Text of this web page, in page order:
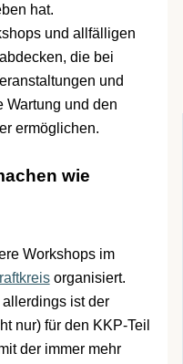
hat.
und allfälligen
die bei
und
Wartung und den
ermöglichen.
wie
Workshops im
organisiert.
ist der
nur) für den KKP-Teil
der immer mehr